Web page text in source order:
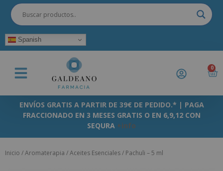
Spanish
0
ENVÍOS GRATIS A PARTIR DE 39€ DE PEDIDO.* | PAGA
FRACCIONADO EN 3 MESES GRATIS O EN 6,9,12 CON
SEQURA +info
Inicio /Aromaterapia /Aceites Esenciales/ Pachuli – 5 ml